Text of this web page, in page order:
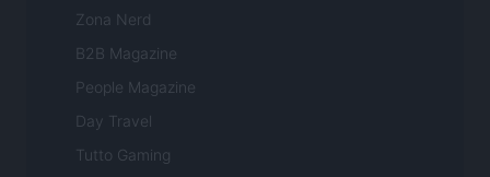
Zona Nerd
B2B Magazine
People Magazine
Day Travel
Tutto Gaming